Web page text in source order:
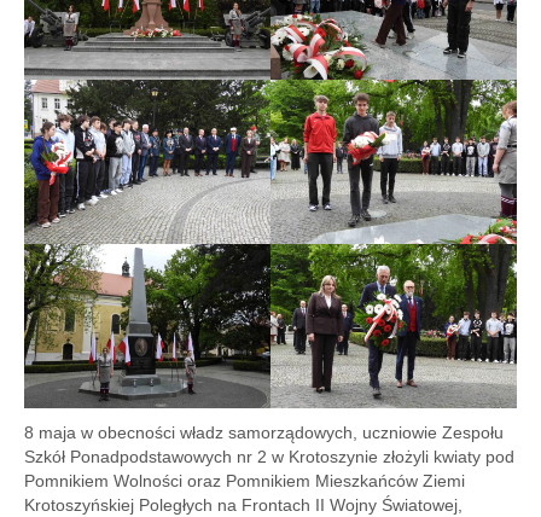
8 maja w obecności władz samorządowych, uczniowie Zespołu
Szkół Ponadpodstawowych nr 2 w Krotoszynie złożyli kwiaty pod
Pomnikiem Wolności oraz Pomnikiem Mieszkańców Ziemi
Krotoszyńskiej Poległych na Frontach II Wojny Światowej,